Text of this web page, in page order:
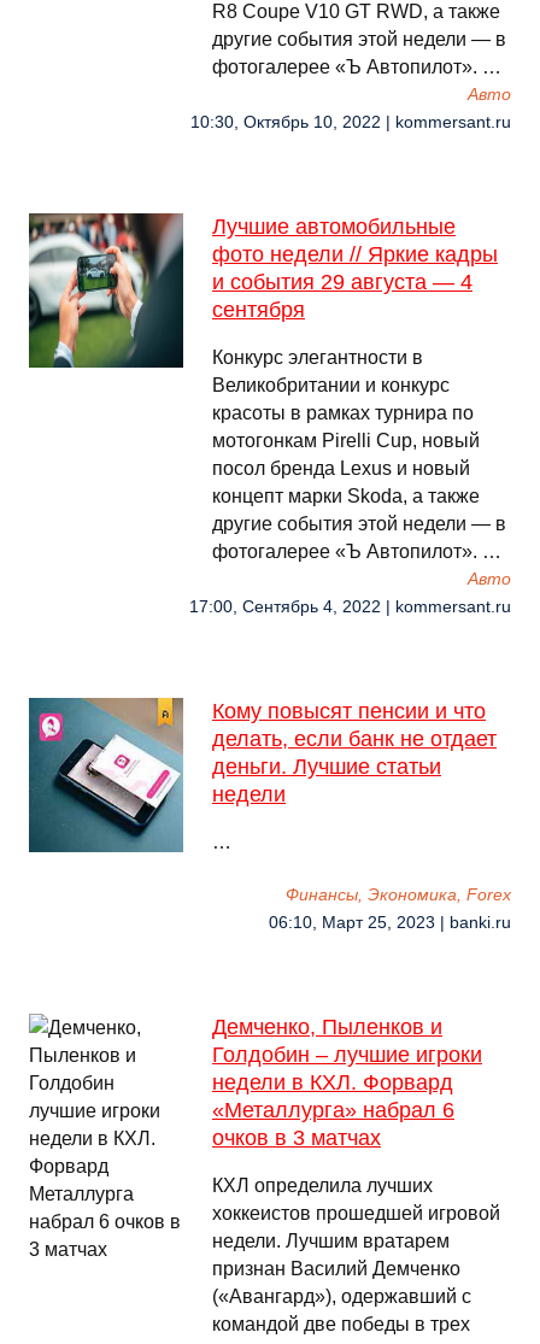
R8 Coupe V10 GT RWD, а также
другие события этой недели — в
фотогалерее «Ъ Автопилот». …
Авто
10:30, Октябрь 10, 2022 | kommersant.ru
Лучшие автомобильные
фото недели // Яркие кадры
и события 29 августа — 4
сентября
Конкурс элегантности в
Великобритании и конкурс
красоты в рамках турнира по
мотогонкам Pirelli Cup, новый
посол бренда Lexus и новый
концепт марки Skoda, а также
другие события этой недели — в
фотогалерее «Ъ Автопилот». …
Авто
17:00, Сентябрь 4, 2022 | kommersant.ru
Кому повысят пенсии и что
делать, если банк не отдает
деньги. Лучшие статьи
недели
…
Финансы, Экономика, Forex
06:10, Март 25, 2023 | banki.ru
Демченко, Пыленков и
Голдобин – лучшие игроки
недели в КХЛ. Форвард
«Металлурга» набрал 6
очков в 3 матчах
КХЛ определила лучших
хоккеистов прошедшей игровой
недели. Лучшим вратарем
признан Василий Демченко
(«Авангард»), одержавший с
командой две победы в трех